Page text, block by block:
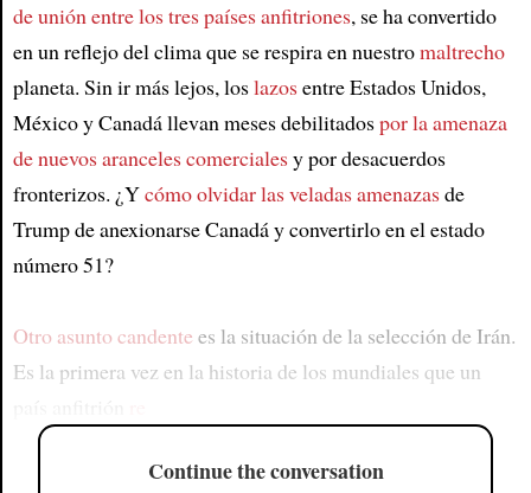
de unión entre los tres países anfitriones, se ha convertido
en un reflejo del clima que se respira en nuestromaltrecho
planeta. Sin ir más lejos, loslazosentre Estados Unidos,
México y Canadá llevan meses debilitadospor la amenaza
de nuevos aranceles comercialesy por desacuerdos
fronterizos. ¿Ycómo olvidar las veladas amenazasde
Trump de anexionarse Canadá y convertirlo en el estado
número 51?
Otro asunto candente es la situación de la selección de Irán.
Es la primera vez en la historia de los mundiales que un
Continue the conversation